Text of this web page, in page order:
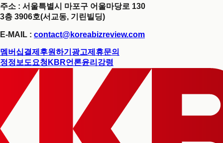
주소 : 서울특별시 마포구 어울마당로 130
3층 3906호(서교동, 기린빌딩)
E-MAIL : contact@koreabizreview.com
멤버십결제 후원하기 광고제휴문의
정정보도요청 KBR언론윤리강령